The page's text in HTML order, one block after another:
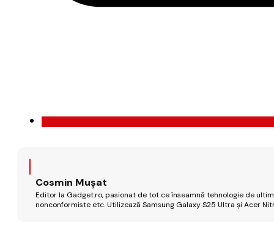
Cosmin Mușat
Editor la Gadget.ro, pasionat de tot ce înseamnă tehnologie de
nonconformiste etc. Utilizează Samsung Galaxy S25 Ultra și Acer